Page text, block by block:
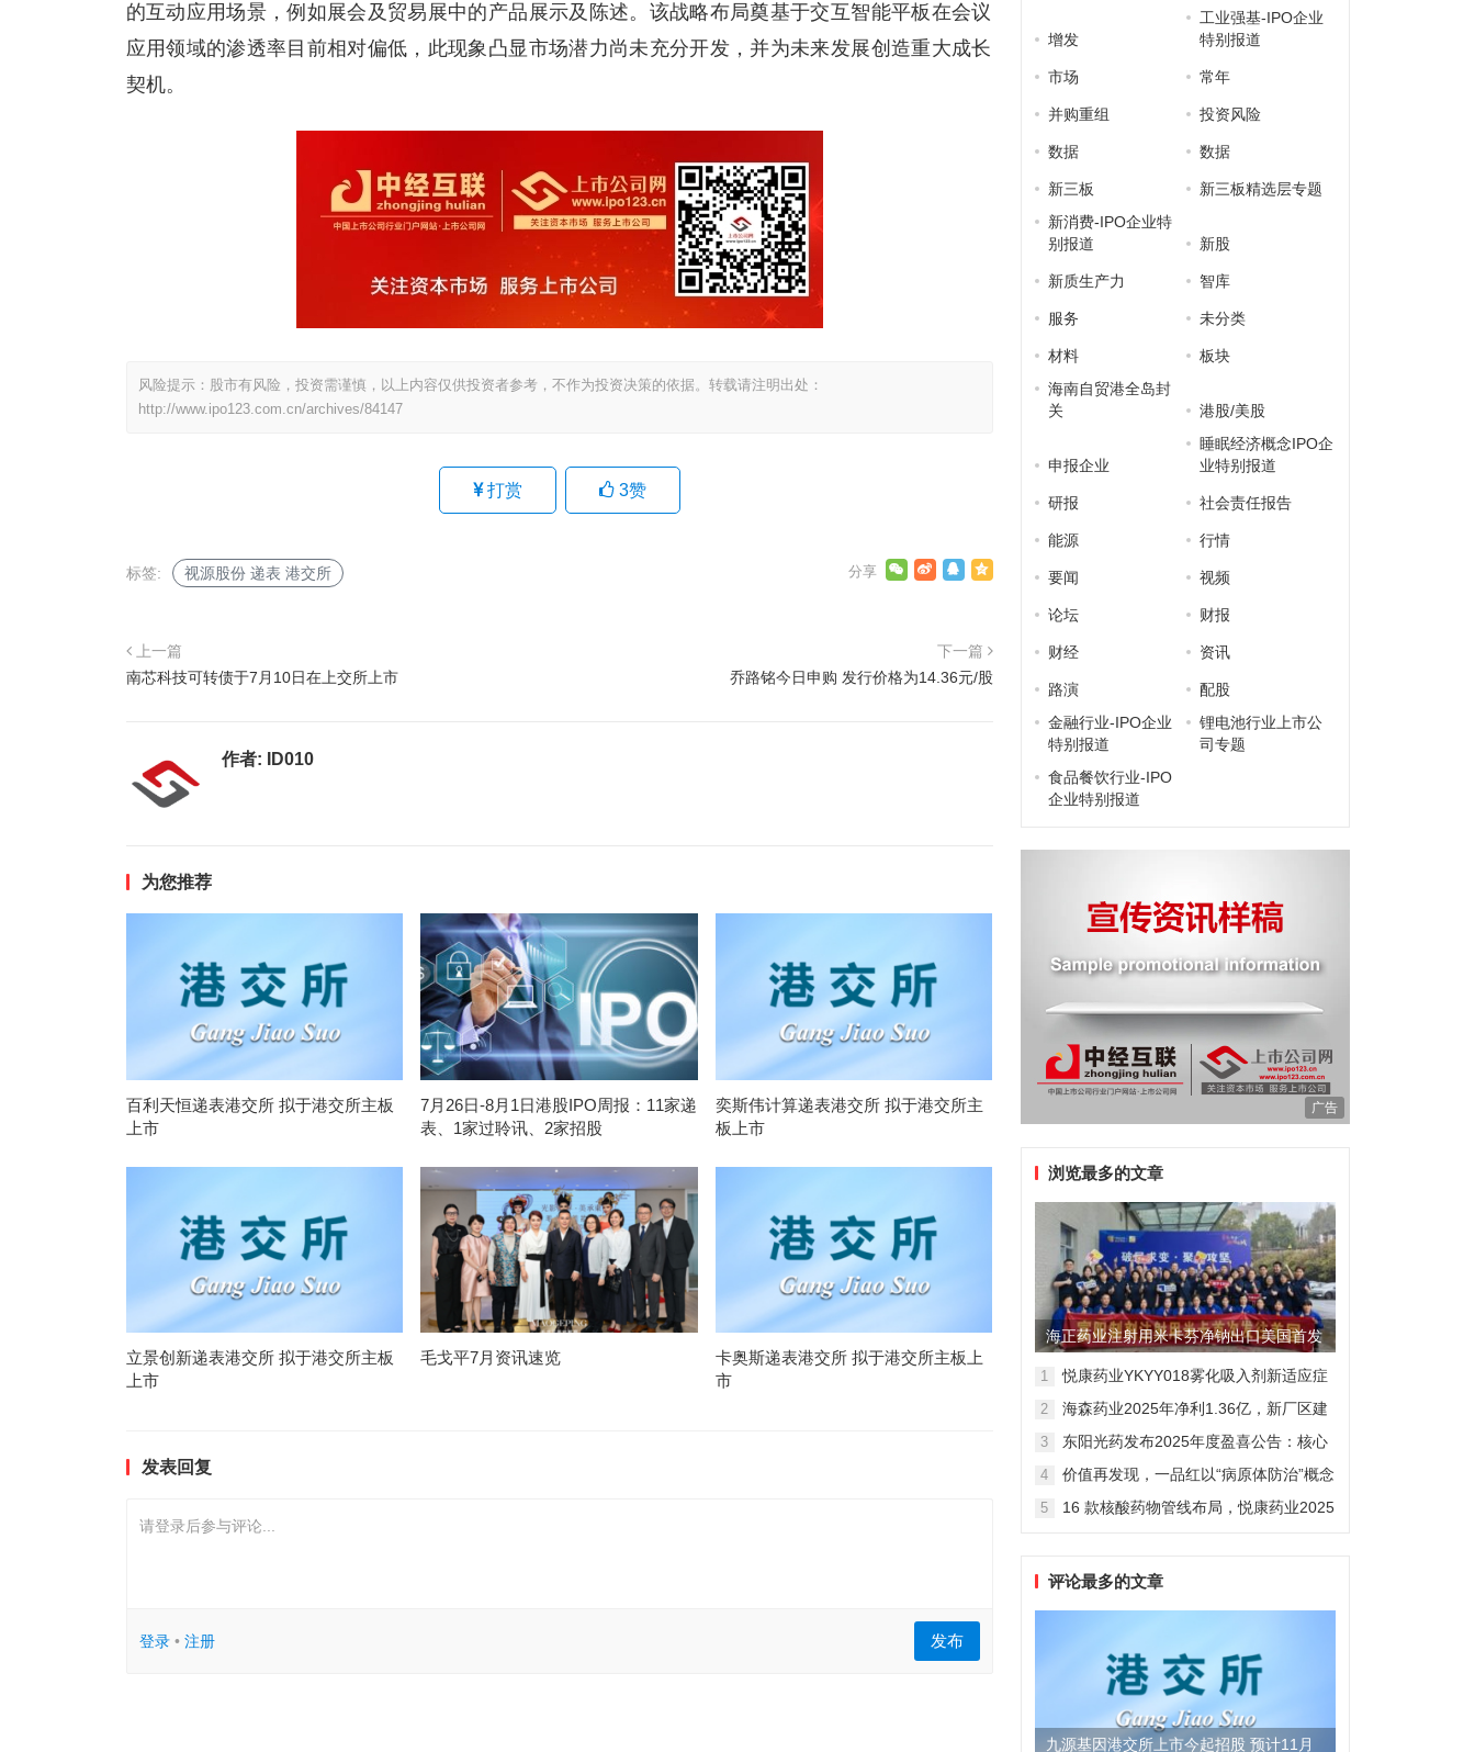
的互动应用场景，例如展会及贸易展中的产品展示及陈述。该战略布局奠基于交互智能平板在会议
应用领域的渗透率目前相对偏低，此现象凸显市场潜力尚未充分开发，并为未来发展创造重大成长
契机。
风险提示：股市有风险，投资需谨慎，以上内容仅供投资者参考，不作为投资决策的依据。转载请注明出处：
http://www.ipo123.com.cn/archives/84147
打赏 3赞
标签: 视源股份 递表 港交所
上一篇
南芯科技可转债于7月10日在上交所上市
下一篇
乔路铭今日申购 发行价格为14.36元/股
作者: ID010
为您推荐
百利天恒递表港交所 拟于港交所主板
上市
7月26日-8月1日港股IPO周报：11家递
表、1家过聆讯、2家招股
奕斯伟计算递表港交所 拟于港交所主
板上市
立景创新递表港交所 拟于港交所主板
上市
毛戈平7月资讯速览
卡奥斯递表港交所 拟于港交所主板上
市
发表回复
请登录后参与评论...
登录• 注册 发布
增发
工业强基-IPO企业
特别报道
市场 常年
并购重组 投资风险
数据 数据
新三板
新三板精选层专题
新消费-IPO企业特
别报道
新股
新质生产力 智库
服务 未分类
材料
板块
海南自贸港全岛封
关
港股/美股
申报企业
睡眠经济概念IPO企
业特别报道
研报 社会责任报告
能源 行情
要闻 视频
论坛 财报
财经 资讯
路演
配股
金融行业-IPO企业
特别报道
锂电池行业上市公
司专题
食品餐饮行业-IPO
企业特别报道
广告
浏览最多的文章
海正药业注射用米卡芬净钠出口美国首发
制剂全球化迈出关键一步
1
悦康药业YKYY018雾化吸入剂新适应症
感染防治
2
海森药业2025年净利1.36亿，新厂区建
3
东阳光药发布2025年度盈喜公告：核心
维度
4
价值再发现，一品红以“病原体防治”概念
5
16 款核酸药物管线布局，悦康药业2025
评论最多的文章
九源基因港交所上市今起招股 预计11月